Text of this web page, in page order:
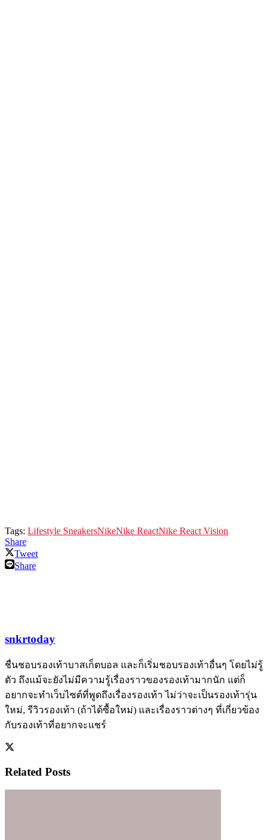
Tags: Lifestyle SneakersNikeNike ReactNike React Vision
Share
Tweet
Share
snkrtoday
ชื่นชอบรองเท้าบาสเก็ตบอล และก็เริ่มชอบรองเท้าอื่นๆ โดยไม่รู้
ตัว ถึงแม้จะยังไม่มีความรู้เรื่องราวของรองเท้ามากนัก แต่ก็
อยากจะทำเว็บไซต์ที่พูดถึงเรื่องรองเท้า ไม่ว่าจะเป็นรองเท้ารุ่น
ใหม่, รีวิวรองเท้า (ถ้าได้ซื้อใหม่) และเรื่องราวต่างๆ ที่เกี่ยวข้อง
กับรองเท้าที่อยากจะแชร์
Related Posts